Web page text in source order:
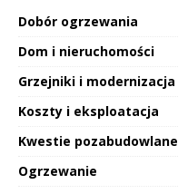
Dobór ogrzewania
Dom i nieruchomości
Grzejniki i modernizacja
Koszty i eksploatacja
Kwestie pozabudowlane
Ogrzewanie